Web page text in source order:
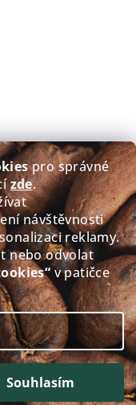
pro správné
zde.
návštěvnosti
reklamy.
nebo odvolat
v patičce
Souhlasím
Coffee
práva vyhrazena.